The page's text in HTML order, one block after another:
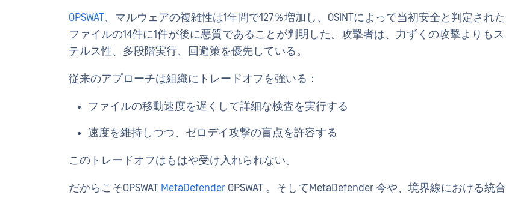
OPSWAT、マルウェアの複雑性は1年間で127％増加し、OSINTによって当初安全と判定された
ファイルの14件に1件が後に悪質であることが判明した。攻撃者は、力ずくの攻撃よりもス
テルス性、多段階実行、回避策を優先している。
従来のアプローチは組織にトレードオフを強いる：
ファイルの移動速度を遅くして詳細な検査を実行する
速度を維持しつつ、ゼロデイ攻撃の盲点を許容する
このトレードオフはもはや受け入れられない。
だからこそOPSWAT MetaDefender OPSWAT 。そしてMetaDefender 今や、境界線における統合